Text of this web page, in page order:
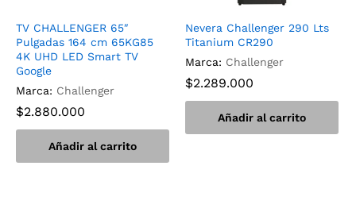
TV CHALLENGER 65″
Pulgadas 164 cm 65KG85
4K UHD LED Smart TV
Google
Marca: Challenger
$2.880.000
Añadir al carrito
Nevera Challenger 290 Lts
Titanium CR290
Marca: Challenger
$2.289.000
Añadir al carrito